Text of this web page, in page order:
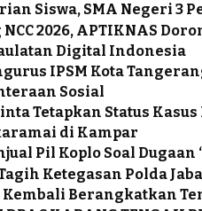
Siswa, SMA Negeri 3
2026, APTIKNAS
Digital Indonesia
IPSM Kota
Sosial
Tetapkan Status
di Kampar
Pil Koplo Soal
Ketegasan Polda
Kembali Berangkatkan